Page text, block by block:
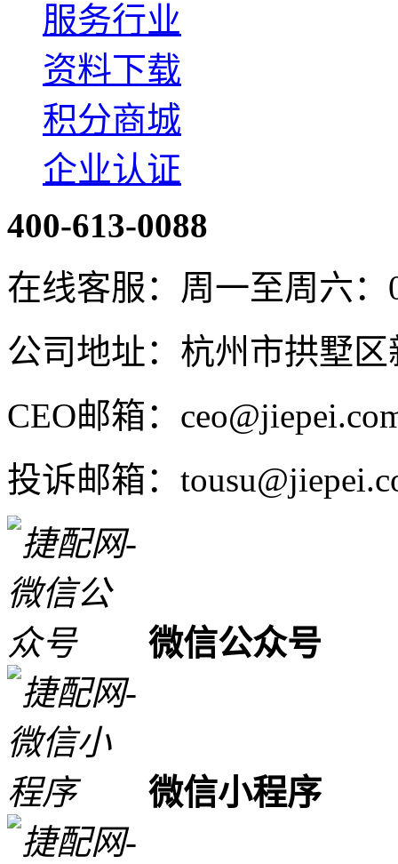
服务行业
资料下载
积分商城
企业认证
400-613-0088
在线客服：周一至周六：
公司地址：杭州市拱墅
CEO邮箱：
投诉邮箱：
微信公众号
微信小程序